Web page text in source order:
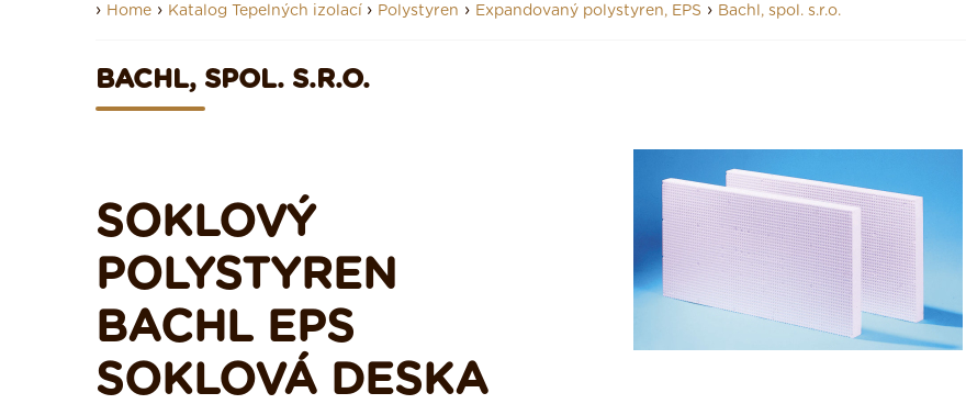
› Home › Katalog Tepelných izolací › Polystyren › Expandovaný polystyren, EPS › Bachl, spol. s.r.o.
BACHL, SPOL. S.R.O.
SOKLOVÝ
POLYSTYREN
BACHL EPS
SOKLOVÁ DESKA